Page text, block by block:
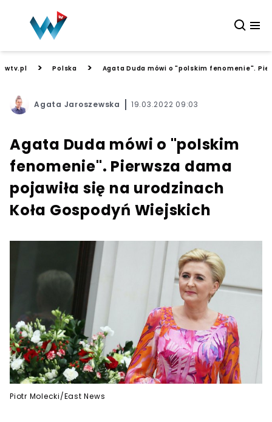
wtv.pl > Polska > Agata Duda mówi o "polskim fenomenie".
Agata Jaroszewska 19.03.2022 09:03
Agata Duda mówi o "polskim
fenomenie". Pierwsza dama
pojawiła się na urodzinach
Koła Gospodyń Wiejskich
Piotr Molecki/East News